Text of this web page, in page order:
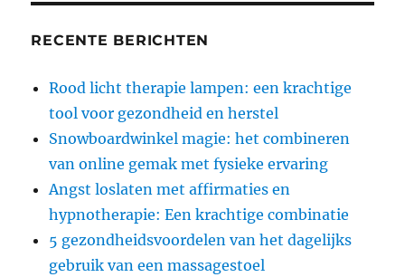
RECENTE BERICHTEN
Rood licht therapie lampen: een krachtige
tool voor gezondheid en herstel
Snowboardwinkel magie: het combineren
van online gemak met fysieke ervaring
Angst loslaten met affirmaties en
hypnotherapie: Een krachtige combinatie
5 gezondheidsvoordelen van het dagelijks
gebruik van een massagestoel